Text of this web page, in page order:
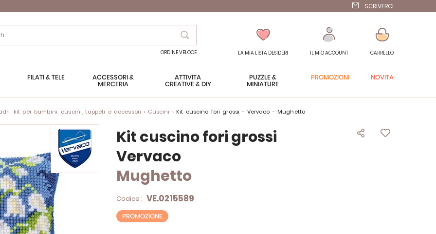
SCRIVERCI
Search
ORDINE VELOCE LA MIA LISTA DESIDERI IL MIO ACCOUNT CARRELLO
FILATI & TELE
ACCESSORI &
MERCERIA
ATTIVITÀ
CREATIVE & DIY
PUZZLE &
MINIATURE
PROMOZIONI NOVITÀ
kit per bambini, cuscini, tappeti e accessori Cuscini Kit cuscino fori grossi - Vervaco - Mughetto
Kit cuscino fori grossi
Vervaco
Mughetto
Codice : VE.0215589
PROMOZIONE